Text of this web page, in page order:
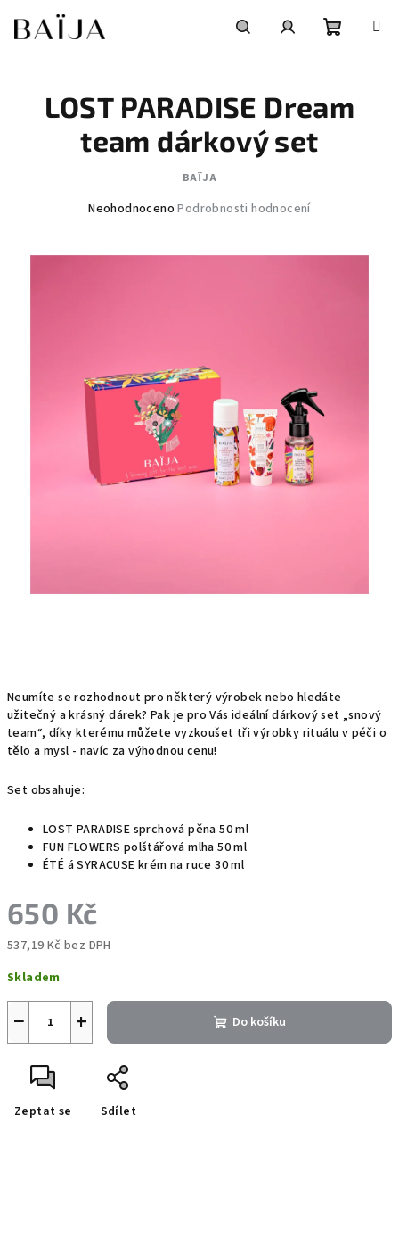
obsah
košík
Neumíte se rozhodnout pro některý výrobek nebo hledáte
užitečný a krásný dárek? Pak je pro Vás ideální dárkový set „snový
team“, díky kterému můžete vyzkoušet tři výrobky rituálu v péči o
tělo a mysl - navíc za výhodnou cenu!
Set obsahuje:
LOST PARADISE sprchová pěna 50 ml
FUN FLOWERS polštářová mlha 50 ml
ÉTÉ á SYRACUSE krém na ruce 30 ml
650 Kč
537,19 Kč bez DPH
cena:
Skladem
+
− Do košíku
Zeptat se Sdílet
LOST PARADISE Dream
team dárkový set
BAÏJA
Průměrné
je
Neohodnoceno Podrobnosti hodnocení